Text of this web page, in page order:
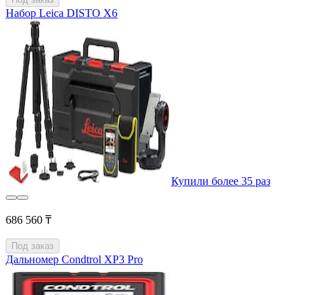
Набор Leica DISTO X6
Купили более 35 раз
686 560 ₸
Под заказ
Дальномер Condtrol XP3 Pro